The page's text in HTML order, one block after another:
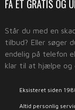
​FÅ ET GRATIS OG
​Står du med en
tilbud? Eller søger
endelig på telefon
klar til at hjælpe
Eksisteret siden
Altid personlig